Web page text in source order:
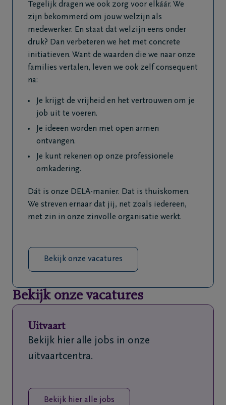
56
60
30
00
Waregem
Tegelijk dragen we ook zorg voor elkáár. We
zijn bekommerd om jouw welzijn als
medewerker. En staat dat welzijn eens onder
druk? Dan verbeteren we het met concrete
initiatieven. Want de waarden die we naar onze
families vertalen, leven we ook zelf consequent
na:
Je krijgt de vrijheid en het vertrouwen om je
job uit te voeren.
Je ideeën worden met open armen
ontvangen.
Je kunt rekenen op onze professionele
omkadering.
Dát is onze DELA-manier. Dat is thuiskomen.
We streven ernaar dat jij, net zoals iedereen,
met zin in onze zinvolle organisatie werkt.
Bekijk onze vacatures
Bekijk onze vacatures
Uitvaart
Bekijk hier alle jobs in onze
uitvaartcentra.
Bekijk hier alle jobs